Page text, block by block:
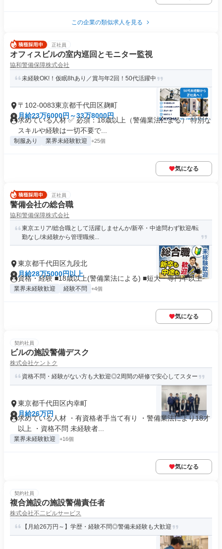
この企業の類似求人を見る
正社員
オフィスビルの室内巡回とモニター監視
協和警備保障株式会社
未経験OK!！仮眠8hあり／賞与年2回！50代活躍中
〒102-0083東京都千代田区麹町
月給23万6000円～33万8000円
求めている人材 ✅ 必須：18歳以上（警備業法による） 特別な
スキルや経験は一切不要で...
制服あり 業界未経験歓迎 +25個
気になる
正社員
警備会社の総合職
協和警備保障株式会社
東京エリア/総合職として活躍しませんか/新卒・中途問わず歓迎/転
勤なし/未経験から管理職候...
東京都千代田区九段北
月給28万5000円以上
資格・経験 ■18歳以上(警備業法による) ■短大・専門卒以上
業界未経験歓迎 経験不問 +4個
気になる
契約社員
ビルの施設警備デスク
株式会社ケントク
資格不問・経験がない方も大歓迎◎2周間の研修で安心してスター
東京都千代田区内幸町
月給26万円
求めている人材 ・有資格者手当て有り ・警備業法により18才
以上 ・資格不問 未経験者...
業界未経験歓迎 +16個
気になる
契約社員
複合施設の施設警備責任者
株式会社不二ビルサービス
【月給26万円～】学歴・経験不問◎警備未経験も大歓迎